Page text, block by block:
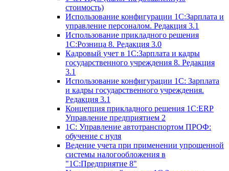
стоимость)
Использование конфигурации 1С:Зарплата и
управление персоналом. Редакция 3.1
Использование прикладного решения
1С:Розница 8. Редакция 3.0
Кадровый учет в 1С:Зарплата и кадры
государственного учреждения 8. Редакция
3.1
Использование конфигурации ‎1С: Зарплата
и кадры государственного учреждения.
Редакция 3.1
Концепция прикладного решения 1С:ERP
Управление предприятием 2
1С: Управление автотранспортом ПРОФ:
обучение с нуля
Ведение учета при применении упрощенной
системы налогообложения в
"1С:Предприятие 8"